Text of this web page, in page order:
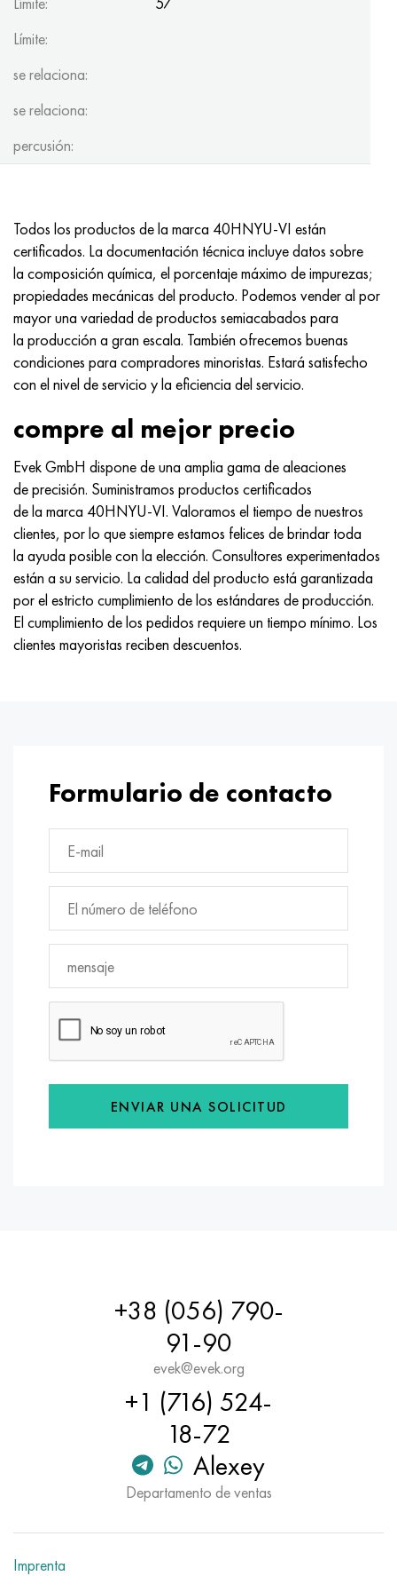
Límite:
se relaciona:
se relaciona:
percusión:
Todos los productos de la marca 40HNYU-VI están
certificados. La documentación técnica incluye datos sobre
la composición química, el porcentaje máximo de impurezas;
propiedades mecánicas del producto. Podemos vender al por
mayor una variedad de productos semiacabados para
la producción a gran escala. También ofrecemos buenas
condiciones para compradores minoristas. Estará satisfecho
con el nivel de servicio y la eficiencia del servicio.
compre al mejor precio
Evek GmbH dispone de una amplia gama de aleaciones
de precisión. Suministramos productos certificados
de la marca 40HNYU-VI. Valoramos el tiempo de nuestros
clientes, por lo que siempre estamos felices de brindar toda
la ayuda posible con la elección. Consultores experimentados
están a su servicio. La calidad del producto está garantizada
por el estricto cumplimiento de los estándares de producción.
El cumplimiento de los pedidos requiere un tiempo mínimo. Los
clientes mayoristas reciben descuentos.
Formulario de contacto
ENVIAR UNA SOLICITUD
+38 (056) 790-
91-90
evek@evek.org
+1 (716) 524-
18-72
Alexey
Departamento de ventas
Imprenta